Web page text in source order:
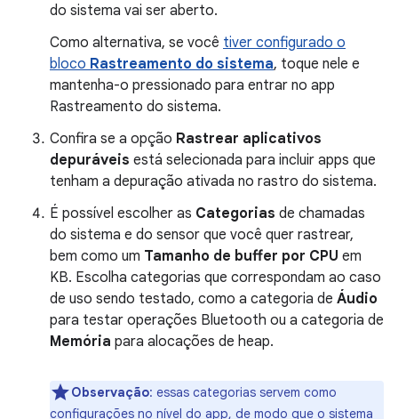
do sistema vai ser aberto.
Como alternativa, se você tiver configurado o
bloco Rastreamento do sistema, toque nele e
mantenha-o pressionado para entrar no app
Rastreamento do sistema.
Confira se a opção Rastrear aplicativos
depuráveis está selecionada para incluir apps que
tenham a depuração ativada no rastro do sistema.
É possível escolher as Categorias de chamadas
do sistema e do sensor que você quer rastrear,
bem como um Tamanho de buffer por CPU em
KB. Escolha categorias que correspondam ao caso
de uso sendo testado, como a categoria de Áudio
para testar operações Bluetooth ou a categoria de
Memória para alocações de heap.
Observação: essas categorias servem como
configurações no nível do app, de modo que o sistema